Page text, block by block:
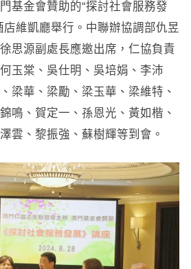
基金會贊助的“探討社會服務發
店維凱廳舉行。中聯辦協調部仇昱
思源副處長應邀出席，仁協負責
玉棠、吳仕明、吳培娟、李沛
梁華、梁勵、梁玉華、梁維特、
鳴、賀定一、孫恩光、黃如楷、
雲、黎振強、蘇樹輝等到會。